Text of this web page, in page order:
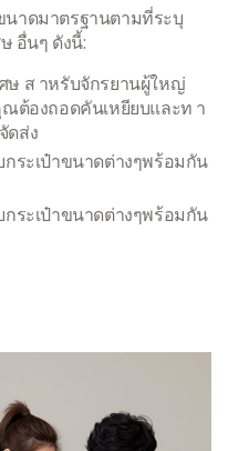
าดมาตรฐานตามที่ระบุ
อื่นๆ ดังนี้:
ษ ส าหรับจักรยานผู้ใหญ่
ต้องถอดคันเหยียบและท า
ดส่ง
ระเป๋าขนาดต่างๆพร้อมกัน
ระเป๋าขนาดต่างๆพร้อมกัน